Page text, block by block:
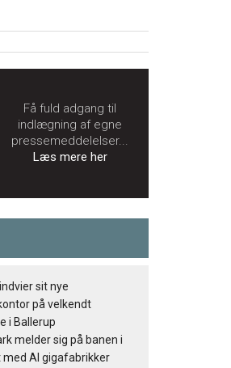
Få fuld adgang til
indlægning af egne
pressemeddelelser...
Læs mere her
sit nye
på velkendt
i Ballerup
melder sig på banen i
med AI gigafabrikker